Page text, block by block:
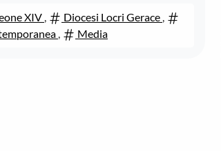
XIV , Diocesi Locri Gerace ,
, Media